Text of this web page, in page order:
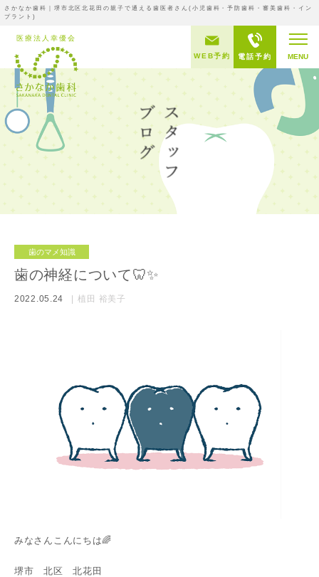
さかなか歯科｜堺市北区北花田の親子で通える歯医者さん(小児歯科・予防歯科・審美歯科・イン
プラント)
MENU
電話予約
WEB予約
歯のマメ知識
歯の神経について🦷✨
2022.05.24 植田 裕美子
みなさんこんにちは🌈
堺市 北区 北花田